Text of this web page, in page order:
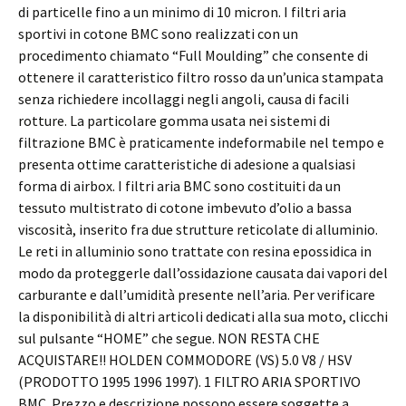
di particelle fino a un minimo di 10 micron. I filtri aria
sportivi in cotone BMC sono realizzati con un
procedimento chiamato “Full Moulding” che consente di
ottenere il caratteristico filtro rosso da un’unica stampata
senza richiedere incollaggi negli angoli, causa di facili
rotture. La particolare gomma usata nei sistemi di
filtrazione BMC è praticamente indeformabile nel tempo e
presenta ottime caratteristiche di adesione a qualsiasi
forma di airbox. I filtri aria BMC sono costituiti da un
tessuto multistrato di cotone imbevuto d’olio a bassa
viscosità, inserito fra due strutture reticolate di alluminio.
Le reti in alluminio sono trattate con resina epossidica in
modo da proteggerle dall’ossidazione causata dai vapori del
carburante e dall’umidità presente nell’aria. Per verificare
la disponibilità di altri articoli dedicati alla sua moto, clicchi
sul pulsante “HOME” che segue. NON RESTA CHE
ACQUISTARE!! HOLDEN COMMODORE (VS) 5.0 V8 / HSV
(PRODOTTO 1995 1996 1997). 1 FILTRO ARIA SPORTIVO